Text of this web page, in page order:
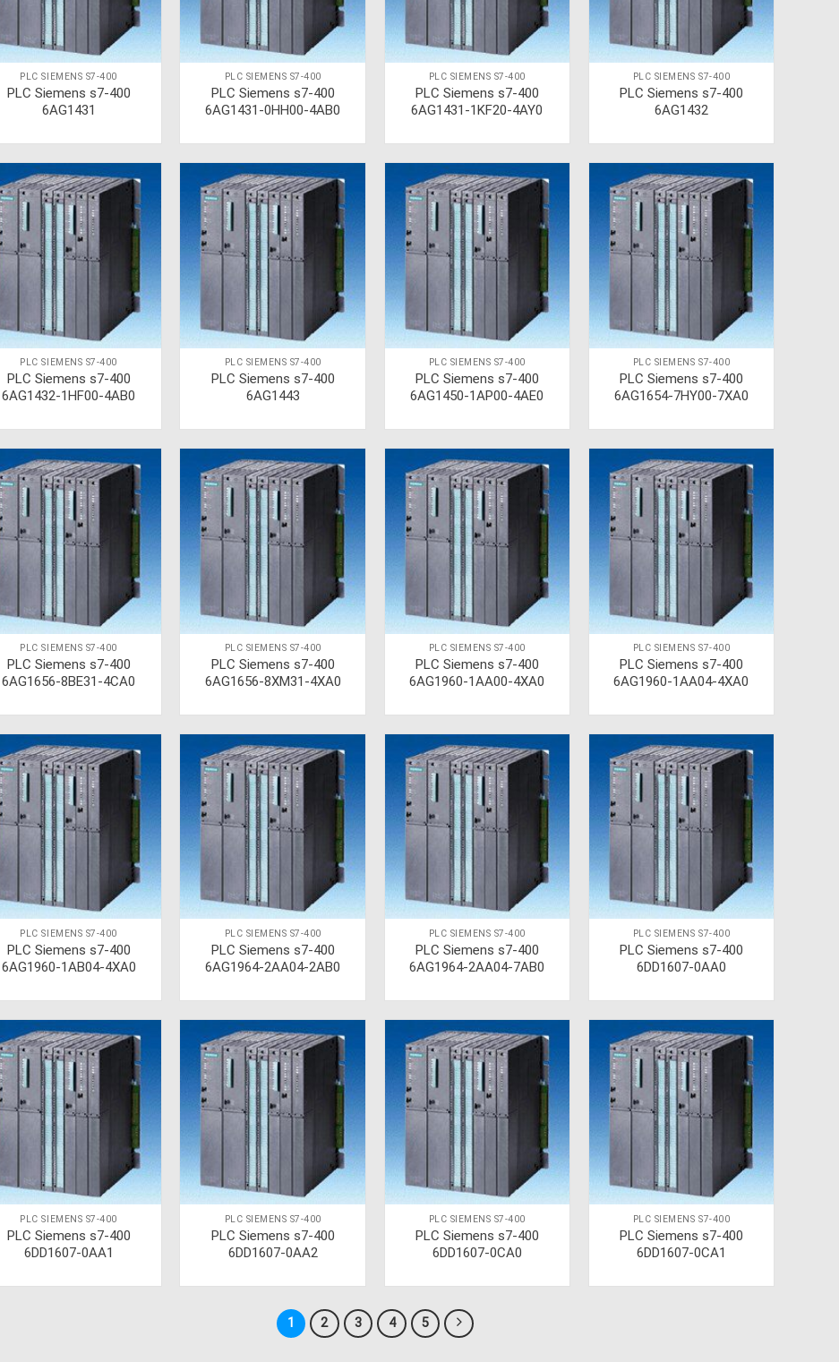
PLC SIEMENS S7-400
PLC Siemens s7-400
6AG1431
PLC SIEMENS S7-400
PLC Siemens s7-400
6AG1431-0HH00-4AB0
PLC SIEMENS S7-400
PLC Siemens s7-400
6AG1431-1KF20-4AY0
PLC SIEMENS S7-400
PLC Siemens s7-400
6AG1432
PLC SIEMENS S7-400
PLC Siemens s7-400
6AG1432-1HF00-4AB0
PLC SIEMENS S7-400
PLC Siemens s7-400
6AG1443
PLC SIEMENS S7-400
PLC Siemens s7-400
6AG1450-1AP00-4AE0
PLC SIEMENS S7-400
PLC Siemens s7-400
6AG1654-7HY00-7XA0
PLC SIEMENS S7-400
PLC Siemens s7-400
6AG1656-8BE31-4CA0
PLC SIEMENS S7-400
PLC Siemens s7-400
6AG1656-8XM31-4XA0
PLC SIEMENS S7-400
PLC Siemens s7-400
6AG1960-1AA00-4XA0
PLC SIEMENS S7-400
PLC Siemens s7-400
6AG1960-1AA04-4XA0
PLC SIEMENS S7-400
PLC Siemens s7-400
6AG1960-1AB04-4XA0
PLC SIEMENS S7-400
PLC Siemens s7-400
6AG1964-2AA04-2AB0
PLC SIEMENS S7-400
PLC Siemens s7-400
6AG1964-2AA04-7AB0
PLC SIEMENS S7-400
PLC Siemens s7-400
6DD1607-0AA0
PLC SIEMENS S7-400
PLC Siemens s7-400
6DD1607-0AA1
PLC SIEMENS S7-400
PLC Siemens s7-400
6DD1607-0AA2
PLC SIEMENS S7-400
PLC Siemens s7-400
6DD1607-0CA0
PLC SIEMENS S7-400
PLC Siemens s7-400
6DD1607-0CA1
1 2 3 4 5